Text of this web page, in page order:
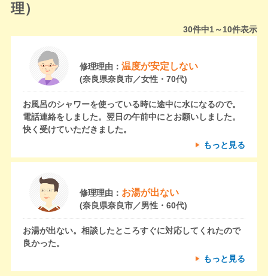
理）
30件中1～10件表示
修理理由： 温度が安定しない
(奈良県奈良市／女性・70代)
お風呂のシャワーを使っている時に途中に水になるので。
電話連絡をしました。翌日の午前中にとお願いしました。
快く受けていただきました。
もっと見る
修理理由： お湯が出ない
(奈良県奈良市／男性・60代)
お湯が出ない。相談したところすぐに対応してくれたので
良かった。
もっと見る